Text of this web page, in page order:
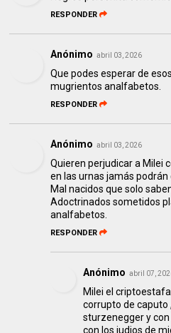
RESPONDER
Anónimo abril 03, 2026
Que podes esperar de
mugrientos analfabetos.
RESPONDER
Anónimo abril 03, 2026
Quieren perjudicar a Milei
en las urnas jamás podrán
Mal nacidos que solo
Adoctrinados sometidos
analfabetos.
RESPONDER
Anónimo abril 07,
Milei el
corrupto de caputo
sturzenegger y
con los judios de